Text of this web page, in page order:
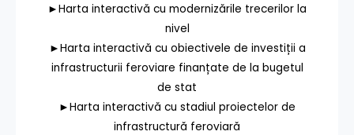
►Harta interactivă cu modernizările trecerilor la
nivel
►Harta interactivă cu obiectivele de investiții a
infrastructurii feroviare finanțate de la bugetul
de stat
►Harta interactivă cu stadiul proiectelor de
infrastructură feroviară